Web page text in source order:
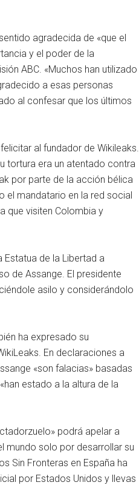
agradecida de «que el
y el poder de la
ABC. «Muchos han utilizado
a esas personas
al confesar que los últimos
al fundador de Wikileaks.
tortura era un atentado contra
por parte de la acción bélica
el mandatario en la red social
que visiten Colombia y
Estatua de la Libertad a
de Assange. El presidente
asilo y considerándolo
ha expresado su
En declaraciones a
«son falacias» basadas
estado a la altura de la
podrá apelar a
mundo solo por desarrollar su
Sin Fronteras en España ha
por Estados Unidos y llevas